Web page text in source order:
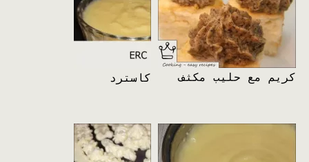
كاسترد كريم مع حليب مكثف